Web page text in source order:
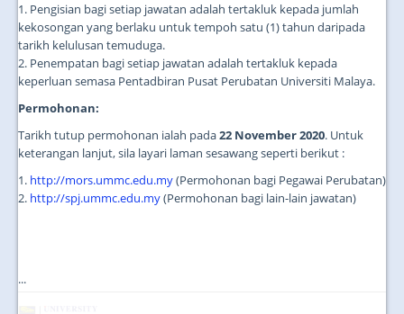
1. Pengisian bagi setiap jawatan adalah tertakluk kepada jumlah
kekosongan yang berlaku untuk tempoh satu (1) tahun daripada
tarikh kelulusan temuduga.
2. Penempatan bagi setiap jawatan adalah tertakluk kepada
keperluan semasa Pentadbiran Pusat Perubatan Universiti Malaya.
Permohonan:
Tarikh tutup permohonan ialah pada22 November 2020. Untuk
keterangan lanjut, sila layari laman sesawang seperti berikut :
1. http://mors.ummc.edu.my(Permohonan bagi Pegawai Perubatan)
2. http://spj.ummc.edu.my(Permohonan bagi lain-lain jawatan)
...